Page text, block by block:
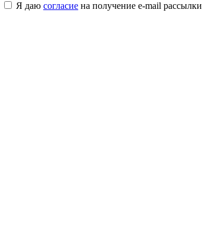
Я даю согласие на получение e-mail рассылки